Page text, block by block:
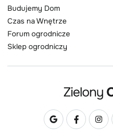
Budujemy Dom
Czas na Wnętrze
Forum ogrodnicze
Sklep ogrodniczy